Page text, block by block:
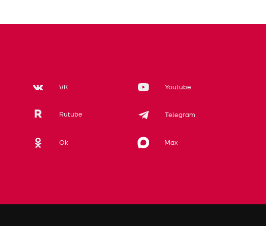
VK Youtube
Rutube Telegram
Ok Max